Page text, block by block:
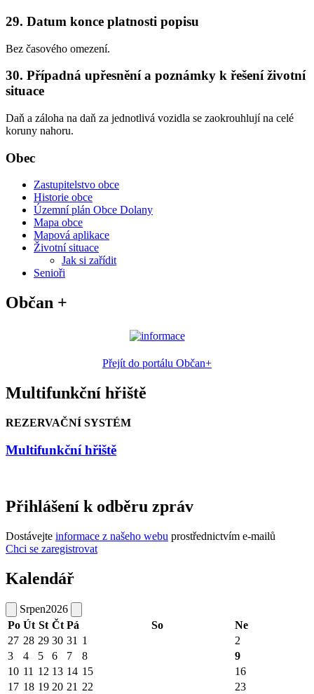
29. Datum konce platnosti popisu
Bez časového omezení.
30. Případná upřesnění a poznámky k řešení životní
situace
Daň a záloha na daň za jednotlivá vozidla se zaokrouhlují na celé
koruny nahoru.
Obec
Zastupitelstvo obce
Historie obce
Územní plán Obce Dolany
Mapa obce
Mapová aplikace
Životní situace
Jak si zařídit
Senioři
Občan +
Přejít do portálu Občan+
Multifunkční hřiště
REZERVAČNÍ SYSTÉM
Multifunkční hřiště
Přihlášení k odběru zpráv
Dostávejte informace z našeho webu prostřednictvím e-mailů
Chci se zaregistrovat
Kalendář
Srpen2026
Po Út St Čt Pá So
Ne
27 28 29 30 31 1
2
3
4 5 6 7 8
9
10 11 12 13 14 15
16
17 18 19 20 21 22
23